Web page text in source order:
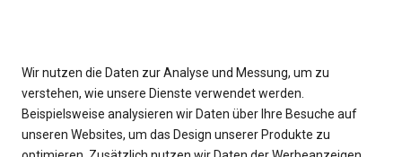
Wir nutzen die Daten zur Analyse und Messung, um zu
verstehen, wie unsere Dienste verwendet werden.
Beispielsweise analysieren wir Daten über Ihre Besuche auf
unseren Websites, um das Design unserer Produkte zu